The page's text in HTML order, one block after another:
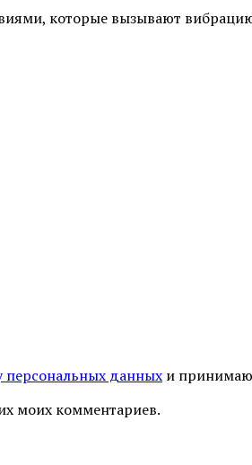
которые вызывают
персональных данных и принимаю
моих комментариев.